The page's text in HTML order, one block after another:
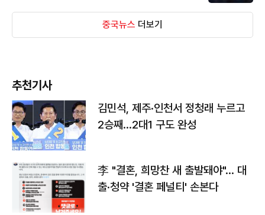
중국뉴스 더보기
추천기사
김민석, 제주·인천서 정청래 누르고
2승째…2대1 구도 완성
李 "결혼, 희망찬 새 출발돼야"… 대
출·청약 '결혼 페널티' 손본다